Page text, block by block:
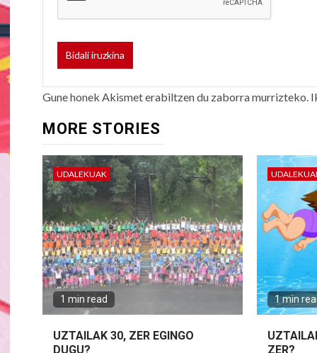
Gune honek Akismet erabiltzen du zaborra murrizteko.
MORE STORIES
UDALEKUAK
1 min read
UZTAILAK 30, ZER EGINGO
DUGU?
1 min
ZER?